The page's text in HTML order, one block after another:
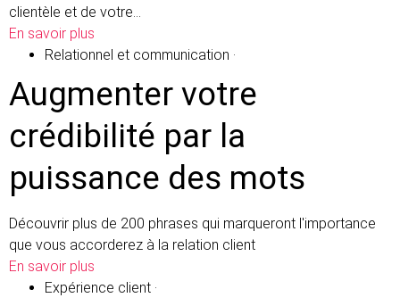
clientèle et de votre…
En savoir plus
Relationnel et communication ·
Augmenter votre
crédibilité par la
puissance des mots
Découvrir plus de 200 phrases qui marqueront l'importance
que vous accorderez à la relation client
En savoir plus
Expérience client ·